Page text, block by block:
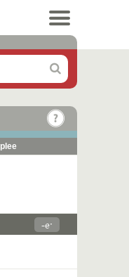
plee
-eˑ